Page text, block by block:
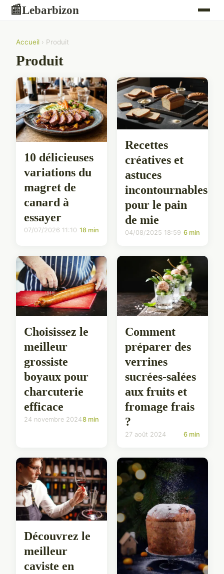
📰Lebarbizon
Accueil › Produit
Produit
10 délicieuses
variations du
magret de
canard à
essayer
07/07/2026 11:10 18 min
Recettes
créatives et
astuces
incontournables
pour le pain
de mie
04/08/2025 18:59 6 min
Choisissez le
meilleur
grossiste
boyaux pour
charcuterie
efficace
24 novembre 20248 min
Comment
préparer des
verrines
sucrées-salées
aux fruits et
fromage frais
?
27 août 2024 6 min
Découvrez le
meilleur
caviste en